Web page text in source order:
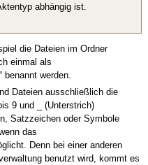
abhängig ist.
die Dateien im Ordner
einmal als
benannt werden.
Dateien ausschließlich die
9 und _ (Unterstrich)
Satzzeichen oder Symbole
das
Denn bei einer anderen
benutzt wird, kommt es